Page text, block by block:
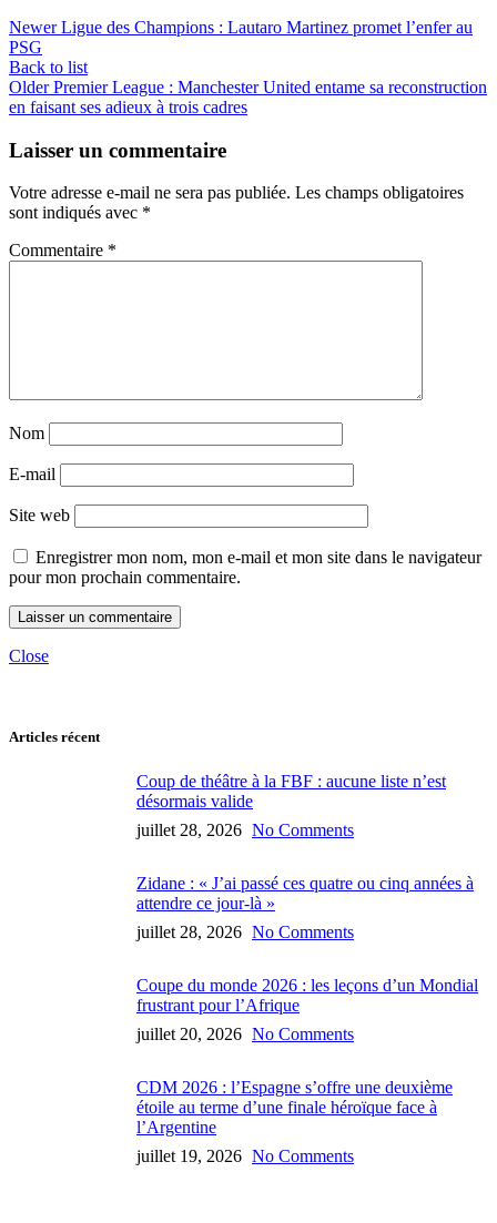
Newer Ligue des Champions : Lautaro Martinez promet l’enfer au
PSG
Back to list
Older Premier League : Manchester United entame sa reconstruction
en faisant ses adieux à trois cadres
Laisser un commentaire
Votre adresse e-mail ne sera pas publiée. Les champs obligatoires
sont indiqués avec *
Commentaire *
Nom
E-mail
Site web
Enregistrer mon nom, mon e-mail et mon site dans le navigateur
pour mon prochain commentaire.
Close
Articles récent
Coup de théâtre à la FBF : aucune liste n’est
désormais valide
juillet 28, 2026 No Comments
Zidane : « J’ai passé ces quatre ou cinq années à
attendre ce jour-là »
juillet 28, 2026 No Comments
Coupe du monde 2026 : les leçons d’un Mondial
frustrant pour l’Afrique
juillet 20, 2026 No Comments
CDM 2026 : l’Espagne s’offre une deuxième
étoile au terme d’une finale héroïque face à
l’Argentine
juillet 19, 2026 No Comments